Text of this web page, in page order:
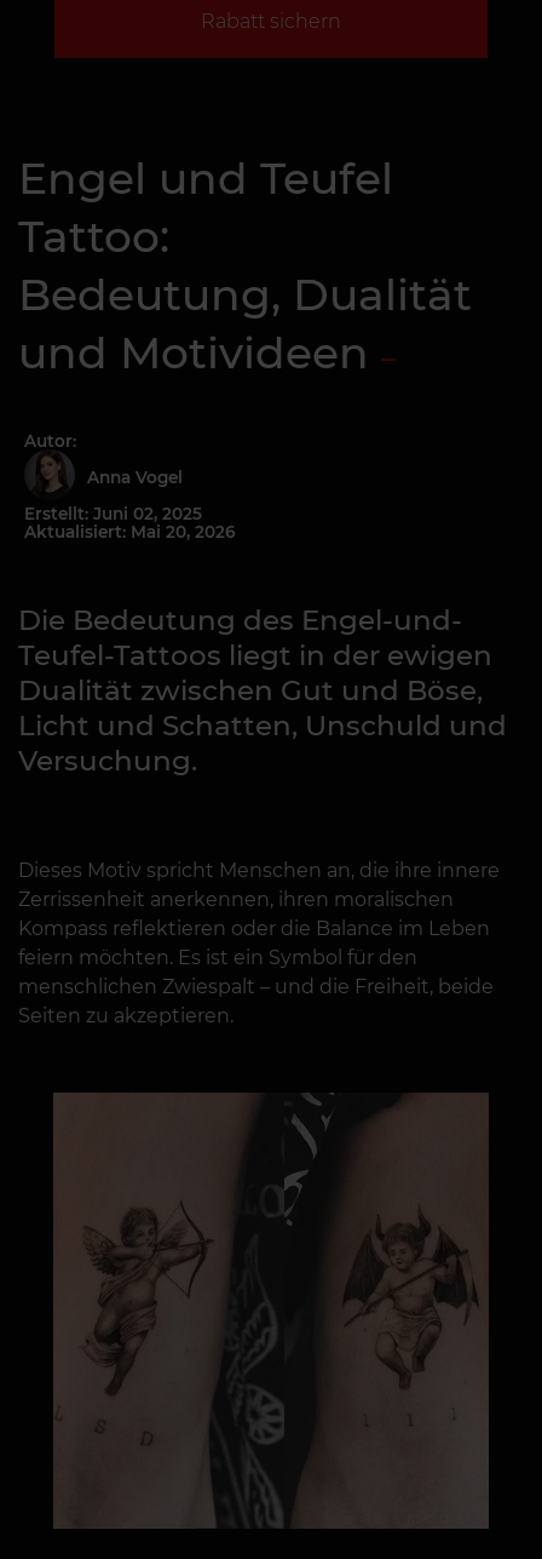
Rabatt sichern
Engel und Teufel
Tattoo:
Bedeutung, Dualität
und Motivideen
Autor:
Anna Vogel
Erstellt: Juni 02, 2025
Aktualisiert: Mai 20, 2026
Die Bedeutung des Engel-und-
Teufel-Tattoos liegt in der ewigen
Dualität zwischen Gut und Böse,
Licht und Schatten, Unschuld und
Versuchung.
Dieses Motiv spricht Menschen an, die ihre innere
Zerrissenheit anerkennen, ihren moralischen
Kompass reflektieren oder die Balance im Leben
feiern möchten. Es ist ein Symbol für den
menschlichen Zwiespalt – und die Freiheit, beide
Seiten zu akzeptieren.